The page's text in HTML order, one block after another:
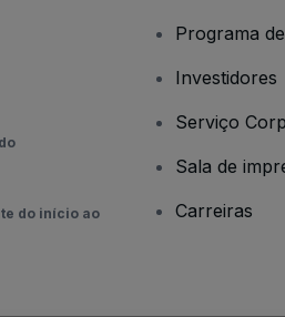
do início ao
Programa
Investidores
Serviço
Sala de
Carreiras